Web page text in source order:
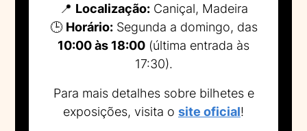
📍 Localização:Caniçal, Madeira
🕒 Horário:Segunda a domingo, das
10:00 às 18:00 (última entrada às
17:30).
Para mais detalhes sobre bilhetes e
exposições, visita o site oficial!